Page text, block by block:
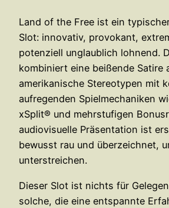
Land of the Free ist ein
Slot: innovativ, provokant,
potenziell unglaublich lohnend.
kombiniert eine beißende Satire
amerikanische Stereotypen mit
aufregenden Spielmechaniken
xSplit® und mehrstufigen
audiovisuelle Präsentation ist
bewusst rau und überzeichnet,
unterstreichen.
Dieser Slot ist nichts für
solche, die eine entspannte